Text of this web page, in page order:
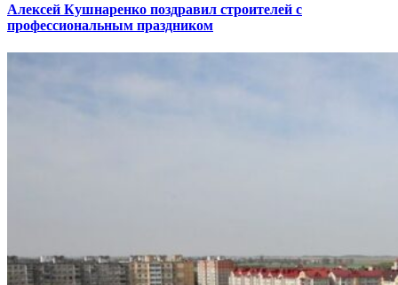
Алексей Кушнаренко поздравил строителей с
профессиональным праздником